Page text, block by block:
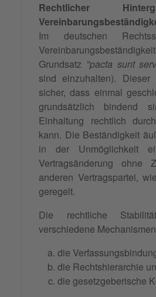
Rechtlicher
Im deutschen
Grundsatz "pacta sunt
sind einzuhalten). Dieser
sicher, dass einmal
grundsätzlich bindend
Einhaltung rechtlich
kann. Die Beständigkeit
in der Unmöglichkeit
Vertragsänderung ohne
anderen Vertragspartei,
geregelt.
Die rechtliche
verschiedene
die
die Rechtshierarchie
die gesetzgeberische